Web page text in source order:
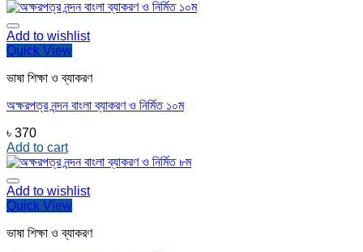
Add to wishlist
Quick View
ভাষা শিক্ষা ও ব্যাকরণ
অক্ষরপত্র নন্দন বাংলা ব্যাকরণ ও নির্মিত ১০ম
৳ 370
Add to cart
Add to wishlist
Quick View
ভাষা শিক্ষা ও ব্যাকরণ